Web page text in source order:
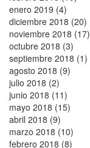
enero 2019 (4)
diciembre 2018 (20)
noviembre 2018 (17)
octubre 2018 (3)
septiembre 2018 (1)
agosto 2018 (9)
julio 2018 (2)
junio 2018 (11)
mayo 2018 (15)
abril 2018 (9)
marzo 2018 (10)
febrero 2018 (8)